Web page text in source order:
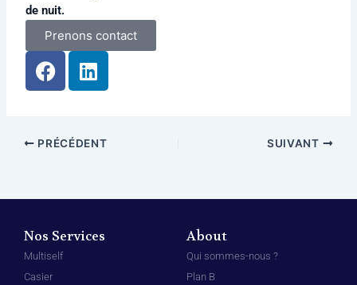
de nuit.
Prenons contact
F
a
b
k
L
i
e
n
PRÉCÉDENT SUIVANT
Nos Services
Multiself
Casier
About
Qui sommes-nous ?
Plan B